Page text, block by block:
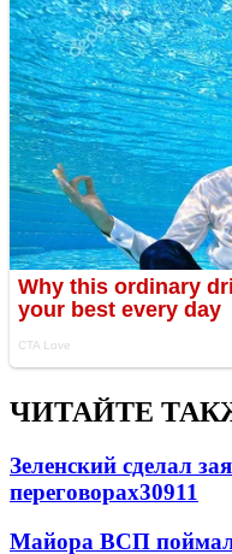
ЧИТАЙТЕ
Зеленский сделал
переговорах30911
Майора ВСП